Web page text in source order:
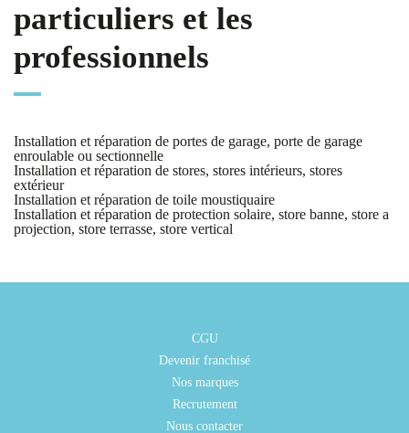
particuliers et les
professionnels
Installation et réparation de portes de garage, porte de garage
enroulable ou sectionnelle
Installation et réparation de stores, stores intérieurs, stores
extérieur
Installation et réparation de toile moustiquaire
Installation et réparation de protection solaire, store banne, store a
projection, store terrasse, store vertical
CGU
Devenir franchisé
Nos marques
Recrutement
Nous contacter